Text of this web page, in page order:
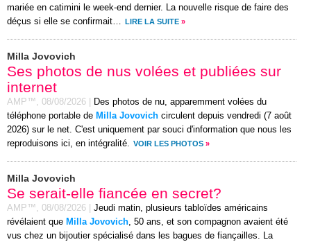
mariée en catimini le week-end dernier. La nouvelle risque de faire des
déçus si elle se confirmait…
LIRE LA SUITE »
Milla Jovovich
Ses photos de nus volées et publiées sur
internet
AMP™, 08/08/2026
Des photos de nu, apparemment volées du
téléphone portable de Milla Jovovich circulent depuis vendredi (7 août
2026) sur le net. C'est uniquement par souci d'information que nous les
reproduisons ici, en intégralité. VOIR LES PHOTOS »
Milla Jovovich
Se serait-elle fiancée en secret?
AMP™, 08/08/2026
Jeudi matin, plusieurs tabloïdes américains
révélaient que Milla Jovovich, 50 ans, et son compagnon avaient été
vus chez un bijoutier spécialisé dans les bagues de fiançailles. La